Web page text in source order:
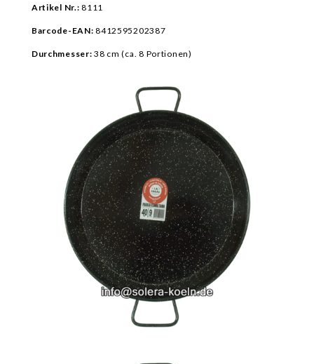
Artikel Nr.:8111
Barcode-EAN: 8412595202387
Durchmesser: 38 cm (ca.8 Portionen)